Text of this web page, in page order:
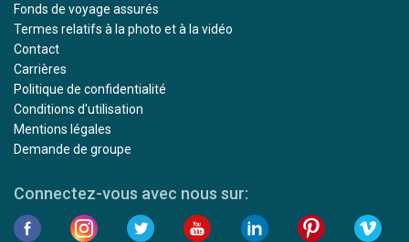
Fonds de voyage assurés
Termes relatifs à la photo et à la vidéo
Contact
Carrières
Politique de confidentialité
Conditions d'utilisation
Mentions légales
Demande de groupe
Connectez-vous avec nous sur: